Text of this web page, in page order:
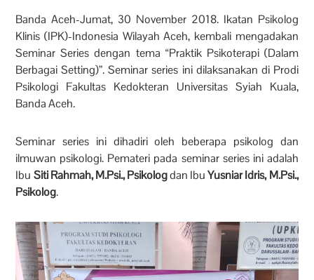
Banda Aceh-Jumat, 30 November 2018. Ikatan Psikolog
Klinis (IPK)-Indonesia Wilayah Aceh, kembali mengadakan
Seminar Series dengan tema “Praktik Psikoterapi (Dalam
Berbagai Setting)”. Seminar series ini dilaksanakan di Prodi
Psikologi Fakultas Kedokteran Universitas Syiah Kuala,
Banda Aceh.
Seminar series ini dihadiri oleh beberapa psikolog dan
ilmuwan psikologi. Pemateri pada seminar series ini adalah
Ibu Siti Rahmah, M.Psi., Psikologdan IbuYusniar Idris, M.Psi.,
Psikolog.